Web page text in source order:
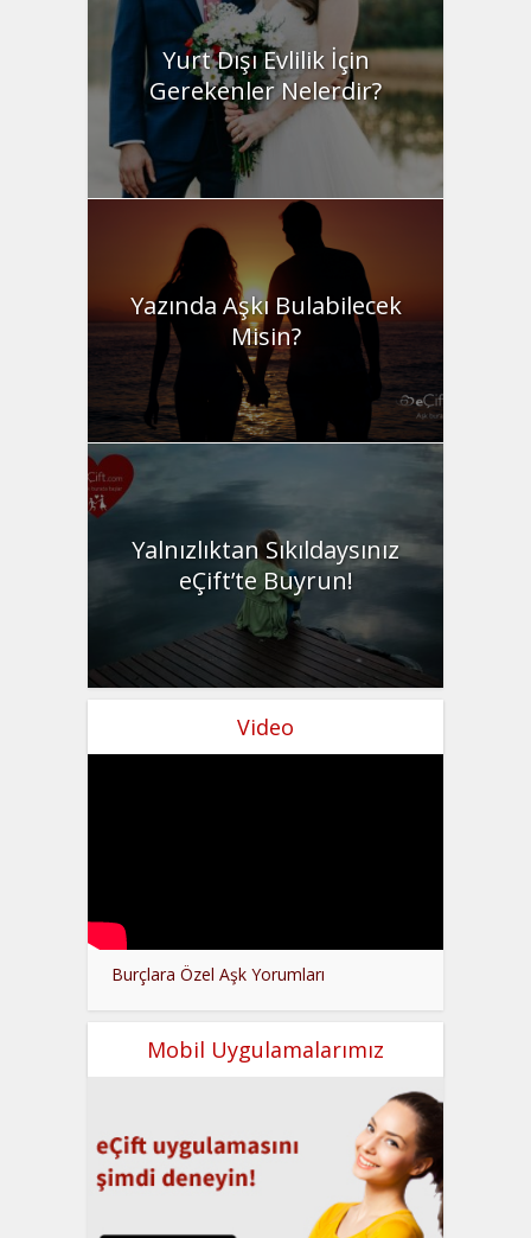
Yurt Dışı Evlilik İçin
Gerekenler Nelerdir?
Yazında Aşkı Bulabilecek
Misin?
Yalnızlıktan Sıkıldaysınız
eÇift’te Buyrun!
Video
Burçlara Özel Aşk Yorumları
Mobil Uygulamalarımız